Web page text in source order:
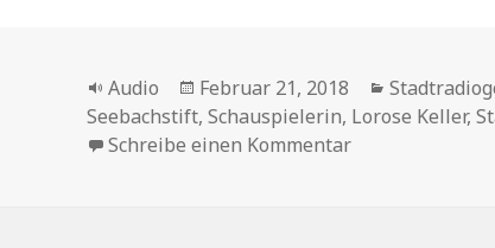
Format
Audio
Veröffentlicht
am
Februar 21, 2018 Kategorien
Seebachstift,Schauspielerin, Lorose Keller,
Schreibe einen Kommentarzu Lorose -